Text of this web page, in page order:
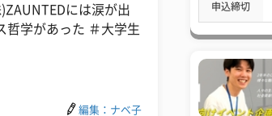
には涙が出
哲学があった ＃大学生
編集：ナベ子
申込締切